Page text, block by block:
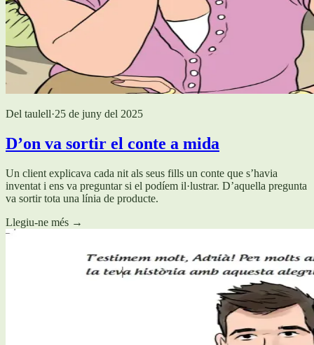
Del taulell·25 de juny del 2025
D’on va sortir el conte a mida
Un client explicava cada nit als seus fills un conte que s’havia
inventat i ens va preguntar si el podíem il·lustrar. D’aquella pregunta
va sortir tota una línia de producte.
Llegiu-ne més →